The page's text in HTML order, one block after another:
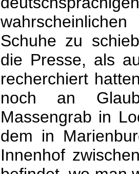
Schuhe zu
die Presse, als
recherchiert
noch an
Massengrab in
dem in
Innenhof